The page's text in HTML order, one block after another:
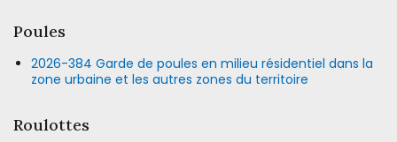
Poules
2026-384 Garde de poules en milieu résidentiel dans la
zone urbaine et les autres zones du territoire
Roulottes